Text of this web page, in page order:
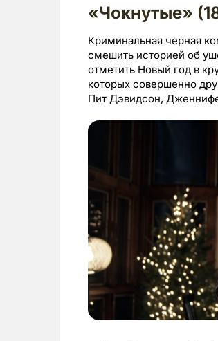
«Чокнутые»
Криминальная черная
смешить историей об
отметить Новый год в
которых совершенно
Пит Дэвидсон,